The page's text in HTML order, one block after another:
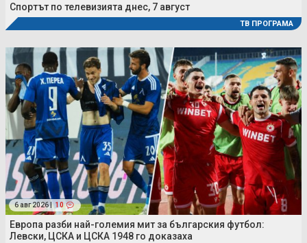
Спортът по телевизията днес, 7 август
ТВ ПРОГРАМА
6 авг 2026 | 10
Европа разби най-големия мит за българския футбол:
Левски, ЦСКА и ЦСКА 1948 го доказаха